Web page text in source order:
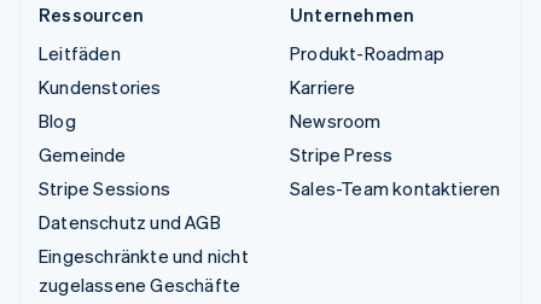
Ressourcen
Leitfäden
Kundenstories
Blog
Gemeinde
Stripe Sessions
Datenschutz und AGB
Eingeschränkte und nicht
zugelassene Geschäfte
Unternehmen
Produkt-Roadmap
Karriere
Newsroom
Stripe Press
Sales-Team kontaktieren